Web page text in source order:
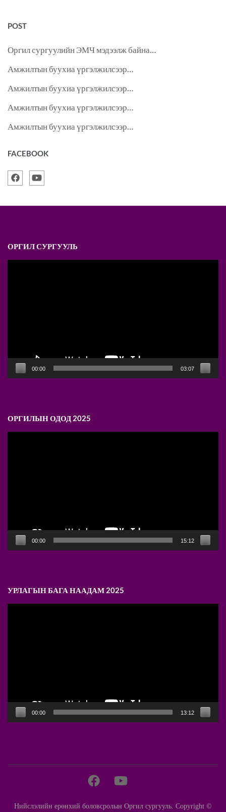
POST
Оргил сургуулийн ЭМЧ мэдээлж байна…
Амжилтын буухиа үргэлжилсээр…
Амжилтын буухиа үргэлжилсээр…
Амжилтын буухиа үргэлжилсээр…
Амжилтын буухиа үргэлжилсээр…
FACEBOOK
ОРГИЛ СУРГУУЛЬ
00:00 03:07
ОРГИЛЫН ОДОД 2025
00:00 15:12
УРЛАГЫН БАГА НААДАМ 2025
00:00 13:12
Нийслэлийн ерөнхий боловсролын Оргил сургууль. Copyright ©